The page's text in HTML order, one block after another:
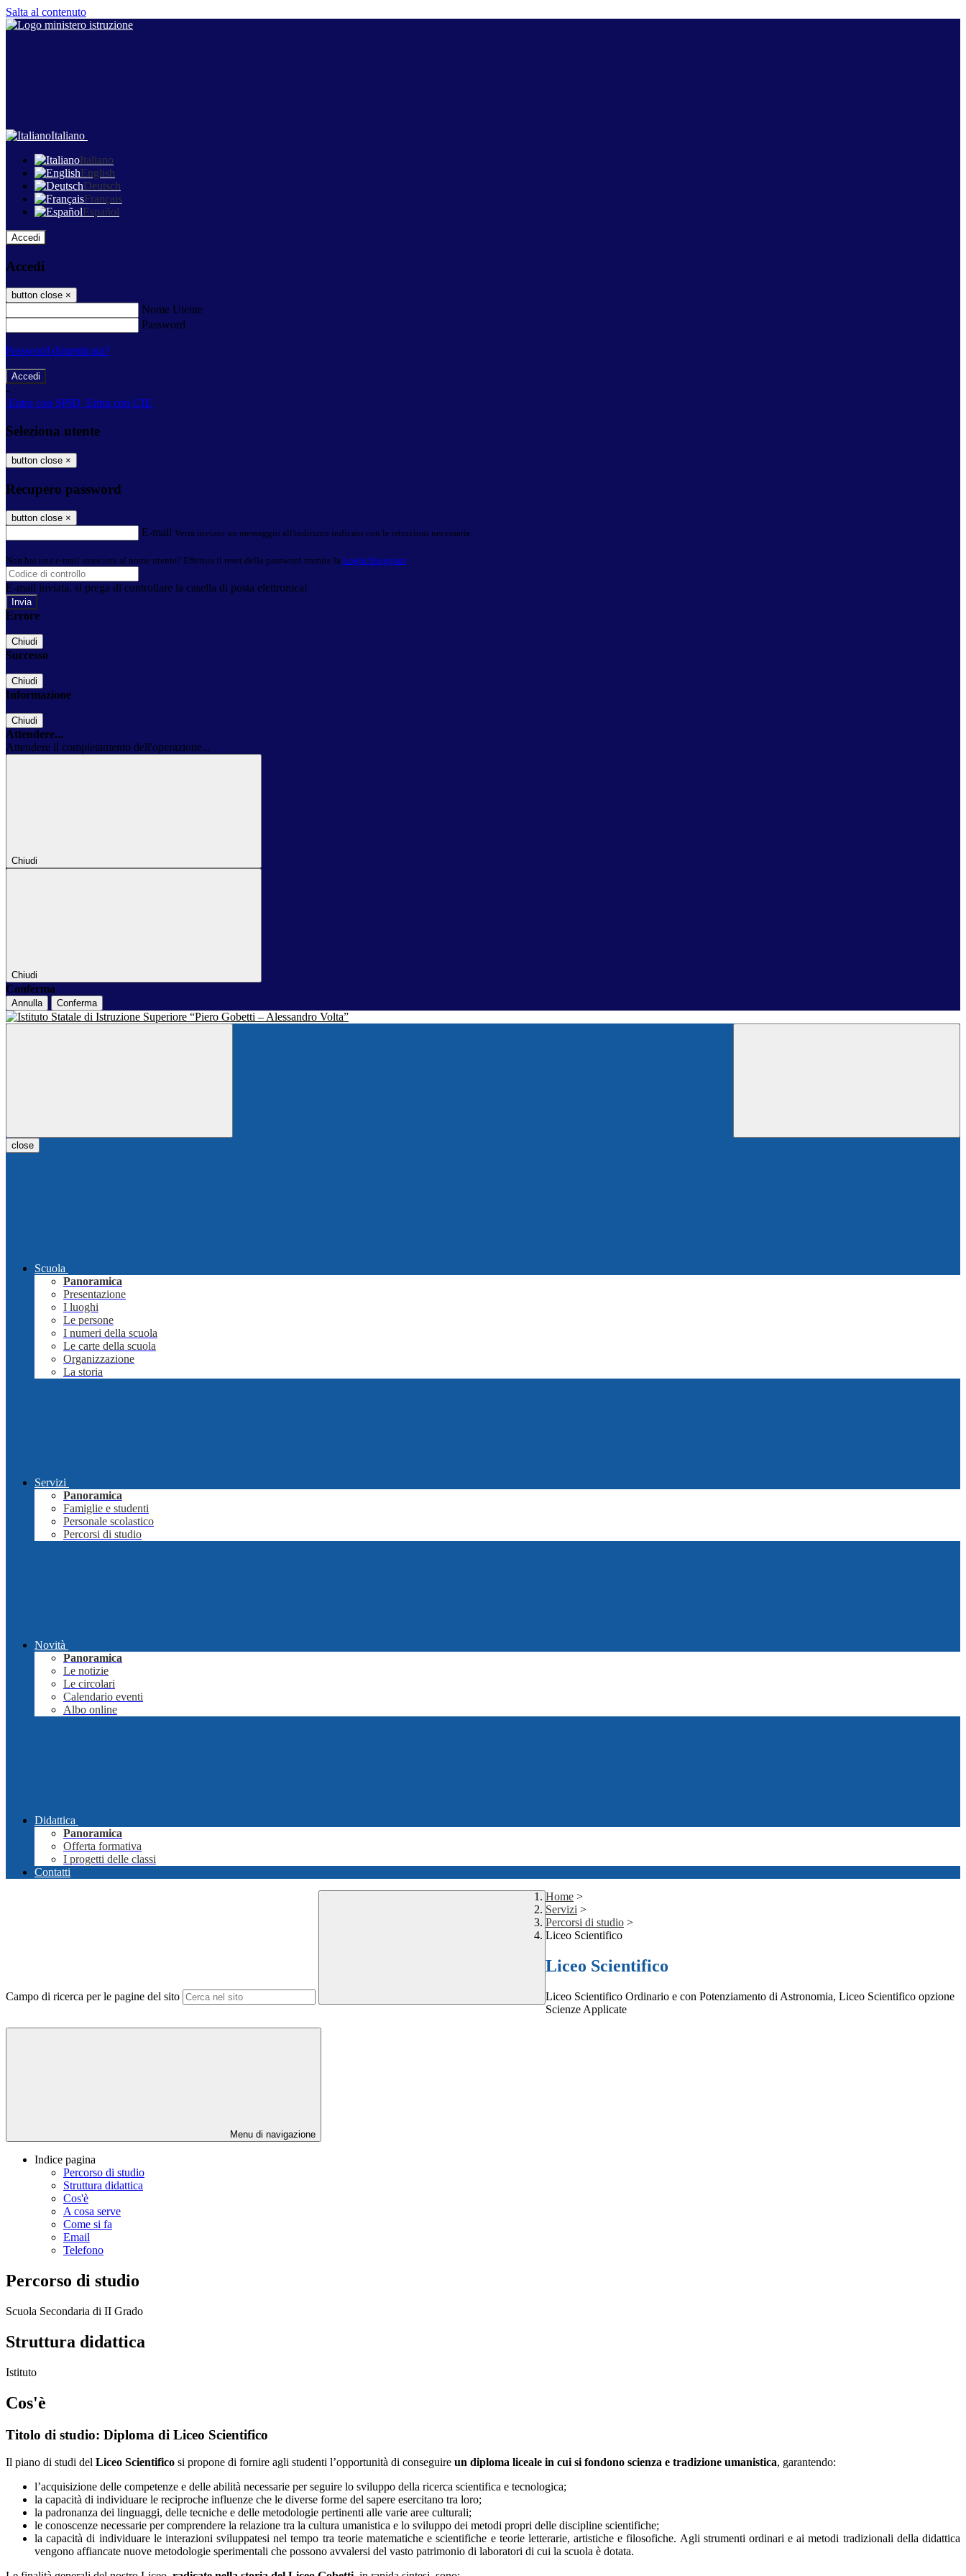
Salta al contenuto
Italiano
Italiano
English
Deutsch
Français
Español
Accedi
Accedi
button close ×
Nome Utente
Password
Password dimenticata?
-
Entra con SPID Entra con CIE
Seleziona utente
button close ×
Recupero password
button close ×
E-mail Verrà inviato un messaggio all'indirizzo indicato con le istruzioni necessarie.
Non hai una e-mail associata al nome utente? Effettua il reset della password tramite la Login Spaggiari
E-mail inviata, si prega di controllare la casella di posta elettronica!
Errore
Chiudi
Successo
Chiudi
Informazione
Chiudi
Attendere...
Attendere il completamento dell'operazione...
Chiudi
Chiudi
Conferma
Annulla Conferma
close
Scuola
Panoramica
Presentazione
I luoghi
Le persone
I numeri della scuola
Le carte della scuola
Organizzazione
La storia
Servizi
Panoramica
Famiglie e studenti
Personale scolastico
Percorsi di studio
Novità
Panoramica
Le notizie
Le circolari
Calendario eventi
Albo online
Didattica
Panoramica
Offerta formativa
I progetti delle classi
Contatti
Campo di ricerca per le pagine del sito
Home >
Servizi >
Percorsi di studio >
Liceo Scientifico
Liceo Scientifico
Liceo Scientifico Ordinario e con Potenziamento di Astronomia, Liceo Scientifico opzione
Scienze Applicate
Menu di navigazione
Indice pagina
Percorso di studio
Struttura didattica
Cos'è
A cosa serve
Come si fa
Email
Telefono
Percorso di studio
Scuola Secondaria di II Grado
Struttura didattica
Istituto
Cos'è
Titolo di studio: Diploma di Liceo Scientifico
Il piano di studi del Liceo Scientifico si propone di fornire agli studenti l’opportunità di conseguire un diploma liceale in cui si fondono scienza e tradizione umanistica, garantendo:
l’acquisizione delle competenze e delle abilità necessarie per seguire lo sviluppo della ricerca scientifica e tecnologica;
la capacità di individuare le reciproche influenze che le diverse forme del sapere esercitano tra loro;
la padronanza dei linguaggi, delle tecniche e delle metodologie pertinenti alle varie aree culturali;
le conoscenze necessarie per comprendere la relazione tra la cultura umanistica e lo sviluppo dei metodi propri delle discipline scientifiche;
la capacità di individuare le interazioni sviluppatesi nel tempo tra teorie matematiche e scientifiche e teorie letterarie, artistiche e filosofiche. Agli strumenti ordinari e ai metodi tradizionali della didattica
vengono affiancate nuove metodologie sperimentali che possono avvalersi del vasto patrimonio di laboratori di cui la scuola è dotata.